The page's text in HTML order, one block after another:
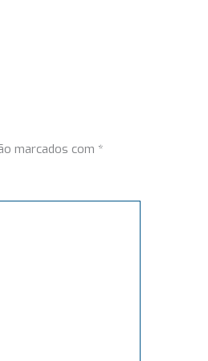
marcados com *